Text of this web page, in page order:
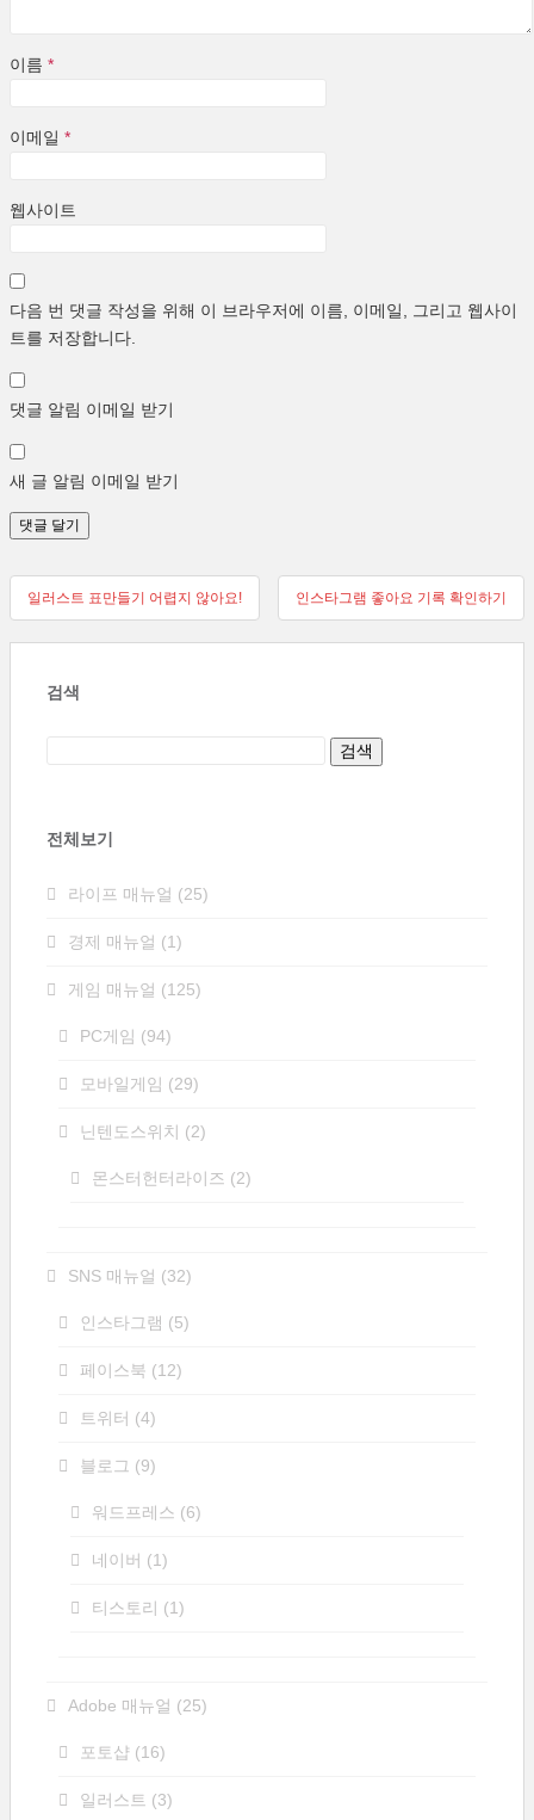
이름 *
이메일 *
웹사이트
다음 번 댓글 작성을 위해 이 브라우저에 이름, 이메일, 그리고 웹사이
트를 저장합니다.
댓글 알림 이메일 받기
새 글 알림 이메일 받기
글
탐
일러스트 표만들기 어렵지 않아요! 인스타그램 좋아요 기록 확인하기
검색
전체보기
라이프 매뉴얼 (25)
경제 매뉴얼 (1)
게임 매뉴얼 (125)
PC게임 (94)
모바일게임 (29)
닌텐도스위치 (2)
몬스터헌터라이즈 (2)
SNS 매뉴얼 (32)
인스타그램 (5)
페이스북 (12)
트위터 (4)
블로그 (9)
워드프레스 (6)
네이버 (1)
티스토리 (1)
Adobe 매뉴얼 (25)
포토샵 (16)
일러스트 (3)